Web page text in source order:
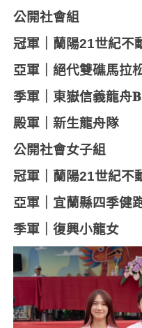
公開社會組
冠軍｜蘭陽21世紀不
亞軍｜絕代雙礁馬拉
季軍｜東嶽信義龍舟𝐁
殿軍｜新生龍舟隊
公開社會女子組
冠軍｜蘭陽21世紀不
亞軍｜宜蘭縣四季健
季軍｜復興小龍女